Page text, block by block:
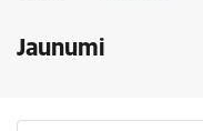
Jaunumi